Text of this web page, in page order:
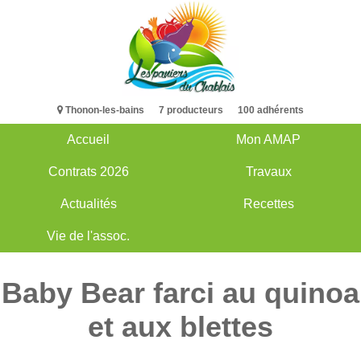
Thonon-les-bains 7 producteurs 100 adhérents
Accueil Mon AMAP
Contrats 2026 Travaux
Actualités Recettes
Vie de l'assoc.
Baby Bear farci au quinoa
et aux blettes